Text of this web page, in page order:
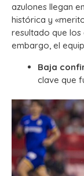
azulones llegan
histórica y
resultado que los
embargo, el
Baja
clave que